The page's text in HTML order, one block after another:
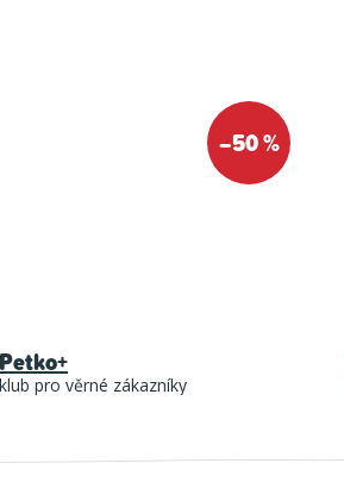
–50 %
Petko+
klub pro věrné zákazníky